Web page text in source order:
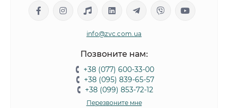
info@zvc.com.ua
Позвоните нам:
+38 (077) 600-33-00
+38 (095) 839-65-57
+38 (099) 853-72-12
Перезвоните мне